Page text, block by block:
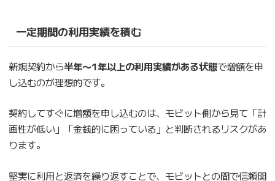
一定期間の利用実績を積む
新規契約から半年〜1年以上の利用実績がある状態で増額を申
し込むのが理想的です。
契約してすぐに増額を申し込むのは、モビット側から見て「計
画性が低い」「金銭的に困っている」と判断されるリスクがあ
ります。
堅実に利用と返済を繰り返すことで、モビットとの間で信頼関